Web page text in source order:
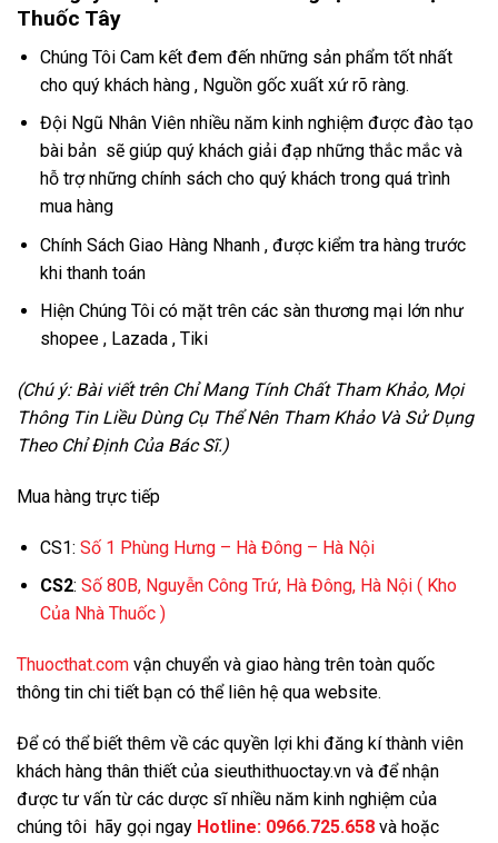
Thuốc Tây
Chúng Tôi Cam kết đem đến những sản phẩm tốt nhất
cho quý khách hàng , Nguồn gốc xuất xứ rõ ràng.
Đội Ngũ Nhân Viên nhiều năm kinh nghiệm được đào tạo
bài bản sẽ giúp quý khách giải đạp những thắc mắc và
hỗ trợ những chính sách cho quý khách trong quá trình
mua hàng
Chính Sách Giao Hàng Nhanh , được kiểm tra hàng trước
khi thanh toán
Hiện Chúng Tôi có mặt trên các sàn thương mại lớn như
shopee , Lazada , Tiki
(Chú ý: Bài viết trên Chỉ Mang Tính Chất Tham Khảo, Mọi
Thông Tin Liều Dùng Cụ Thể Nên Tham Khảo Và Sử Dụng
Theo Chỉ Định Của Bác Sĩ.)
Mua hàng trực tiếp
CS1: Số 1 Phùng Hưng – Hà Đông – Hà Nội
CS2: Số 80B, Nguyễn Công Trứ, Hà Đông, Hà Nội( Kho
Của Nhà Thuốc )
Thuocthat.com vận chuyển và giao hàng trên toàn quốc
thông tin chi tiết bạn có thể liên hệ qua website.
Để có thể biết thêm về các quyền lợi khi đăng kí thành viên
khách hàng thân thiết của sieuthithuoctay.vn và để nhận
được tư vấn từ các dược sĩ nhiều năm kinh nghiệm của
chúng tôi hãy gọi ngay Hotline: 0966.725.658 và hoặc